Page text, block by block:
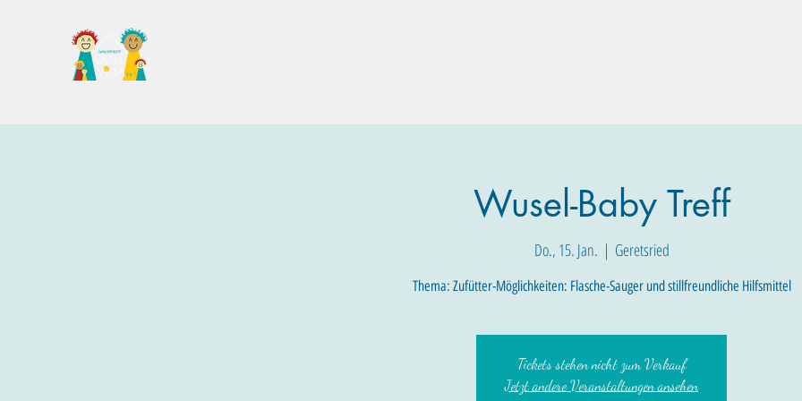
Wusel-Baby Treff
Do., 15. Jan.
  |
Geretsried
Thema: Zufütter-Möglichkeiten: Flasche-Sauger und stillfreundliche Hilfsmittel
Tickets stehen nicht zum Verkauf
Jetzt andere Veranstaltungen ansehen